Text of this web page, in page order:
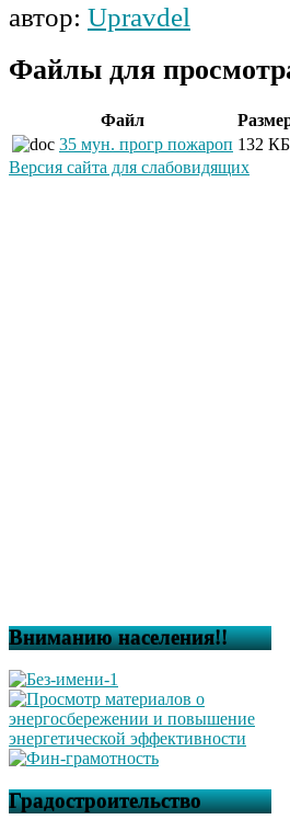
автор: Upravdel
Файлы для
Файл
35 мун. прогр пожароп 132 КБ
Версия сайта для слабовидящих
Вниманию населения!!
Градостроительство